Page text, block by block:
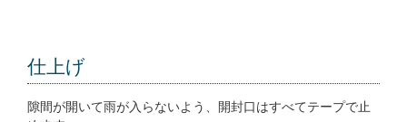
仕上げ
隙間が開いて雨が入らないよう、開封口はすべてテープで止